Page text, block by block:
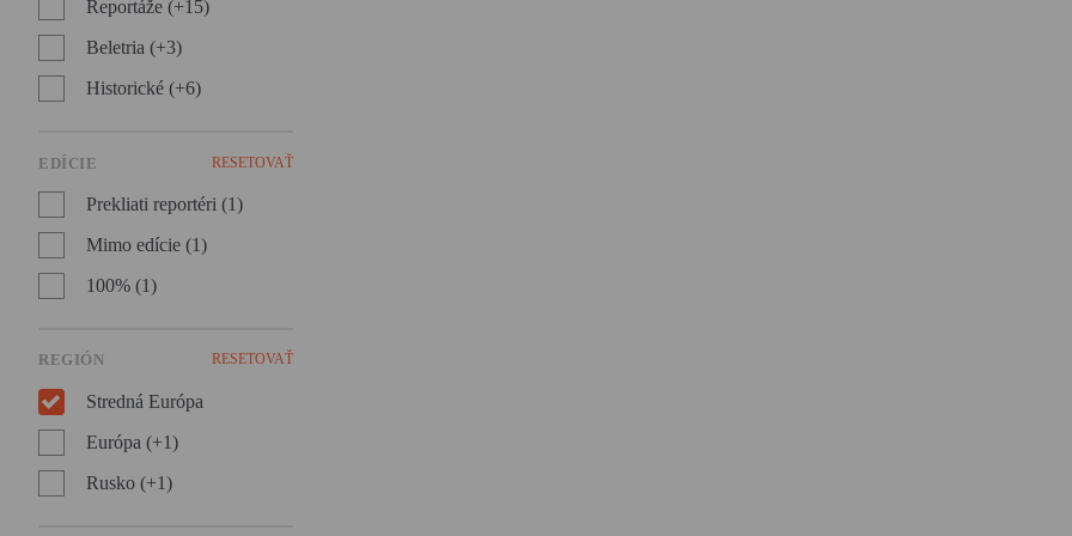
Reportáže (+15)
Beletria (+3)
Historické (+6)
EDÍCIE RESETOVAŤ
Prekliati reportéri (1)
Mimo edície (1)
100% (1)
REGIÓN RESETOVAŤ
Stredná Európa
Európa (+1)
Rusko (+1)